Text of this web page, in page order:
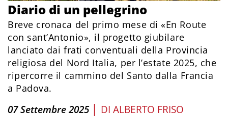
Diario di un pellegrino
Breve cronaca del primo mese di «En Route
con sant’Antonio», il progetto giubilare
lanciato dai frati conventuali della Provincia
religiosa del Nord Italia, per l’estate 2025, che
ripercorre il cammino del Santo dalla Francia
a Padova.
07 Settembre 2025 | DI ALBERTO FRISO